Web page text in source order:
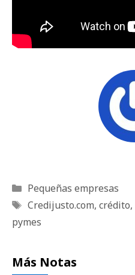
Categorías
Pequeñas empresas
Etiquetas
Credijusto.com, crédito,
pymes
Más Notas